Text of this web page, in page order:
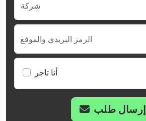
شركة
الرمز البريدي والموقع
أنا تاجر
إرسال طلب